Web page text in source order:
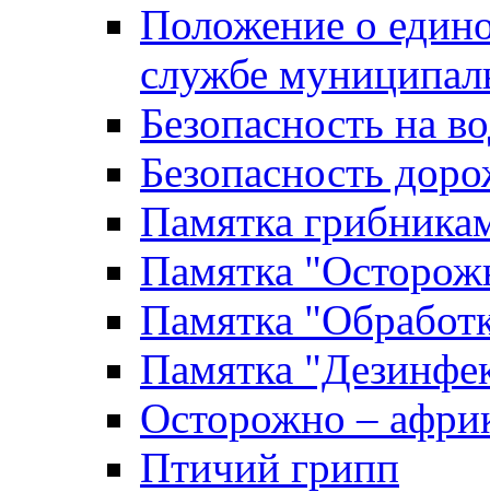
Положение о
службе
Безопасность на
Безопасность
Памятка
Памятка
Памятка
Памятка
Осторожно –
Птичий грипп